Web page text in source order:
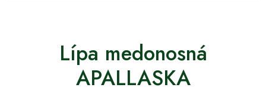
Lípa medonosná
APALLASKA